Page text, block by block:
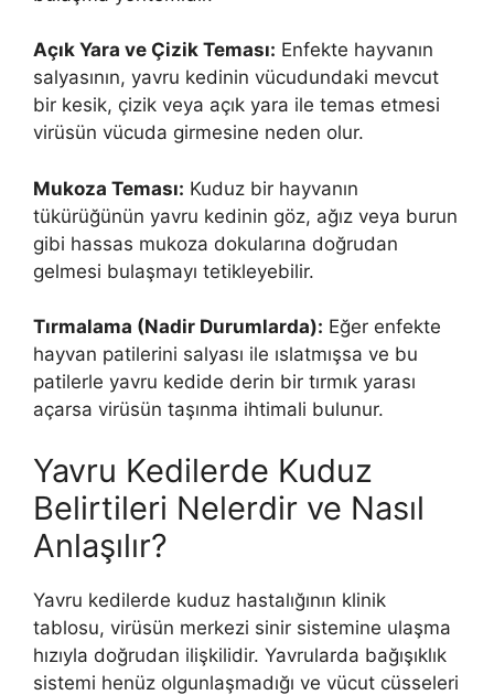
Açık Yara ve Çizik Teması: Enfekte hayvanın
salyasının, yavru kedinin vücudundaki mevcut
bir kesik, çizik veya açık yara ile temas etmesi
virüsün vücuda girmesine neden olur.
Mukoza Teması: Kuduz bir hayvanın
tükürüğünün yavru kedinin göz, ağız veya burun
gibi hassas mukoza dokularına doğrudan
gelmesi bulaşmayı tetikleyebilir.
Tırmalama (Nadir Durumlarda): Eğer enfekte
hayvan patilerini salyası ile ıslatmışsa ve bu
patilerle yavru kedide derin bir tırmık yarası
açarsa virüsün taşınma ihtimali bulunur.
Yavru Kedilerde Kuduz
Belirtileri Nelerdir ve Nasıl
Anlaşılır?
Yavru kedilerde kuduz hastalığının klinik
tablosu, virüsün merkezi sinir sistemine ulaşma
hızıyla doğrudan ilişkilidir. Yavrularda bağışıklık
sistemi henüz olgunlaşmadığı ve vücut cüsseleri